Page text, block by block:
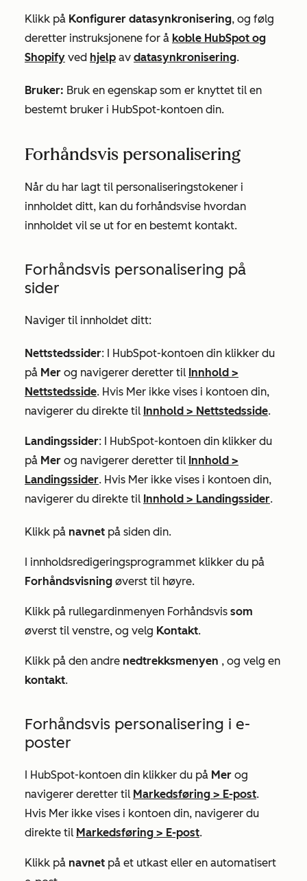
Klikk på Konfigurer datasynkronisering, og følg
deretter instruksjonene for å koble HubSpot og
Shopify ved hjelp av datasynkronisering.
Bruker: Bruk en egenskap som er knyttet til en
bestemt bruker i HubSpot-kontoen din.
Forhåndsvis personalisering
Når du har lagt til personaliseringstokener i
innholdet ditt, kan du forhåndsvise hvordan
innholdet vil se ut for en bestemt kontakt.
Forhåndsvis personalisering på
sider
Naviger til innholdet ditt:
Nettstedssider: I HubSpot-kontoen din klikker du
på Mer og navigerer deretter til Innhold >
Nettstedsside. Hvis Mer ikke vises i kontoen din,
navigerer du direkte til Innhold > Nettstedsside.
Landingssider: I HubSpot-kontoen din klikker du
på Mer og navigerer deretter til Innhold >
Landingssider. Hvis Mer ikke vises i kontoen din,
navigerer du direkte til Innhold > Landingssider.
Klikk på navnet på siden din.
I innholdsredigeringsprogrammet klikker du på
Forhåndsvisning øverst til høyre.
Klikk på rullegardinmenyen Forhåndsvis som
øverst til venstre, og velg Kontakt.
Klikk på den andre nedtrekksmenyen , og velg en
kontakt.
Forhåndsvis personalisering i e-
poster
I HubSpot-kontoen din klikker du på Mer og
navigerer deretter til Markedsføring > E-post.
Hvis Mer ikke vises i kontoen din, navigerer du
direkte til Markedsføring > E-post.
Klikk på navnet på et utkast eller en automatisert